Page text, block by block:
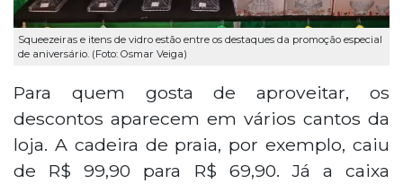
Squeezeiras e itens de vidro estão entre os destaques da promoção especial
de aniversário. (Foto: Osmar Veiga)
Para quem gosta de aproveitar, os
descontos aparecem em vários cantos da
loja. A cadeira de praia, por exemplo, caiu
de R$ 99,90 para R$ 69,90. Já a caixa